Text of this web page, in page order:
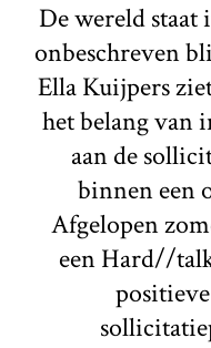
De wereld
onbeschreven
Ella Kuijpers
het belang van
aan de
binnen een
Afgelopen
een Hard//